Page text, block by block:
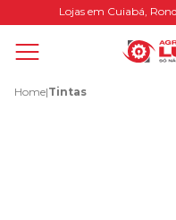
Lojas em Cuiabá,
Home|Tintas